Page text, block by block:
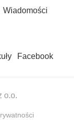
Wiadomości
Facebook
o.o.